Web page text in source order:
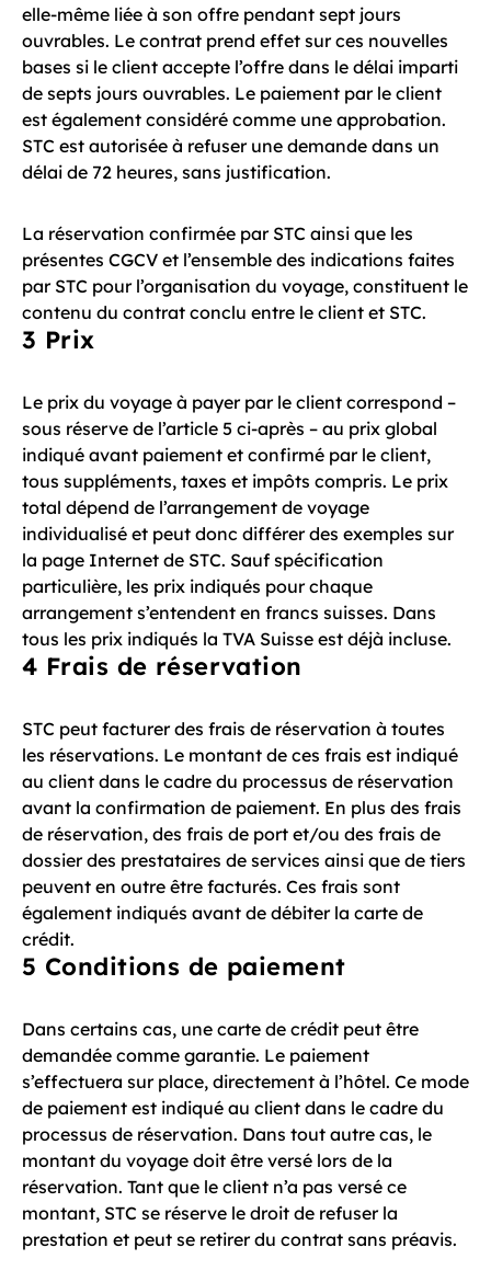
elle-même liée à son offre pendant sept jours
ouvrables. Le contrat prend effet sur ces nouvelles
bases si le client accepte l’offre dans le délai imparti
de septs jours ouvrables. Le paiement par le client
est également considéré comme une approbation.
STC est autorisée à refuser une demande dans un
délai de 72 heures, sans justification.
La réservation confirmée par STC ainsi que les
présentes CGCV et l’ensemble des indications faites
par STC pour l’organisation du voyage, constituent le
contenu du contrat conclu entre le client et STC.
3 Prix
Le prix du voyage à payer par le client correspond –
sous réserve de l’article 5 ci-après – au prix global
indiqué avant paiement et confirmé par le client,
tous suppléments, taxes et impôts compris. Le prix
total dépend de l’arrangement de voyage
individualisé et peut donc différer des exemples sur
la page Internet de STC. Sauf spécification
particulière, les prix indiqués pour chaque
arrangement s’entendent en francs suisses. Dans
tous les prix indiqués la TVA Suisse est déjà incluse.
4 Frais de réservation
STC peut facturer des frais de réservation à toutes
les réservations. Le montant de ces frais est indiqué
au client dans le cadre du processus de réservation
avant la confirmation de paiement. En plus des frais
de réservation, des frais de port et/ou des frais de
dossier des prestataires de services ainsi que de tiers
peuvent en outre être facturés. Ces frais sont
également indiqués avant de débiter la carte de
crédit.
5 Conditions de paiement
Dans certains cas, une carte de crédit peut être
demandée comme garantie. Le paiement
s’effectuera sur place, directement à l’hôtel. Ce mode
de paiement est indiqué au client dans le cadre du
processus de réservation. Dans tout autre cas, le
montant du voyage doit être versé lors de la
réservation. Tant que le client n’a pas versé ce
montant, STC se réserve le droit de refuser la
prestation et peut se retirer du contrat sans préavis.